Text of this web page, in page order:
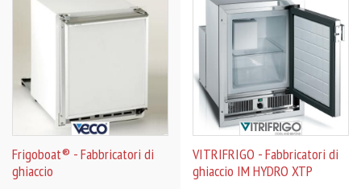
Frigoboat® - Fabbricatori di
ghiaccio
VITRIFRIGO - Fabbricatori di
ghiaccio IM HYDRO XTP